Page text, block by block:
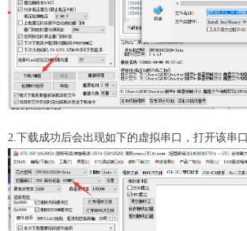
2.下载成功后会出现如下的虚拟串口，打开该串口